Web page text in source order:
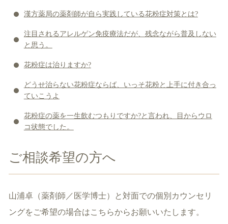
漢方薬局の薬剤師が自ら実践している花粉症対策とは?
注目されるアレルゲン免疫療法だが、残念ながら普及しない
と思う。
花粉症は治りますか?
どうせ治らない花粉症ならば、いっそ花粉と上手に付き合っ
ていこうよ
花粉症の薬を一生飲むつもりですか?と言われ、目からウロ
コ状態でした。
ご相談希望の方へ
山浦卓（薬剤師／医学博士）と対面での個別カウンセリ
ングをご希望の場合はこちらからお願いいたします。